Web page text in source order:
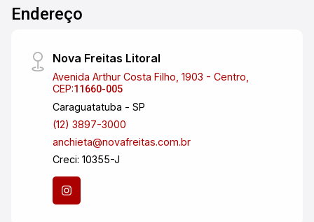
Endereço
Nova Freitas Litoral
Avenida Arthur Costa Filho, 1903 - Centro,
CEP:11660-005
Caraguatatuba - SP
(12) 3897-3000
anchieta@novafreitas.com.br
Creci: 10355-J